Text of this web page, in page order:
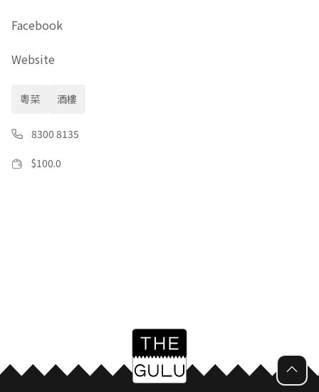
Facebook
Website
粵菜 酒樓
8300 8135
$100.0